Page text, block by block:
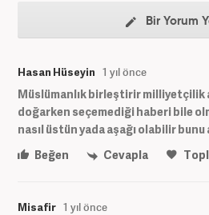
Bir Yorum
Hasan Hüseyin 1 yıl önce
Müslümanlık birleştirir milliyetçilik
doğarken seçemediği haberi bile
nasıl üstün yada aşağı olabilir bunu
Beğen
Cevapla
Misafir 1 yıl önce